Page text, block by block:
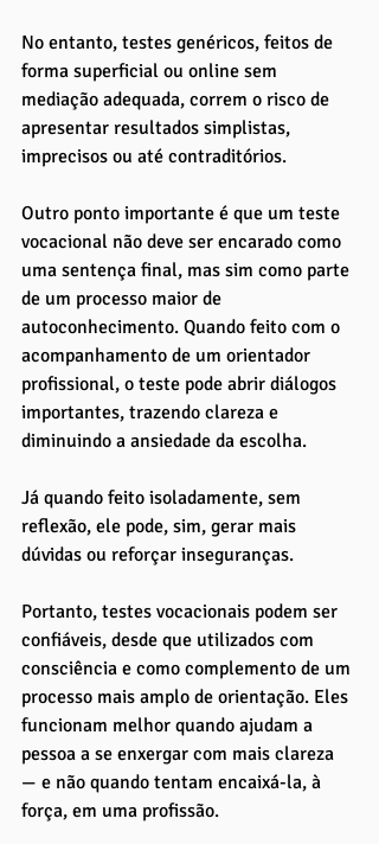
No entanto, testes genéricos, feitos de
forma superficial ou online sem
mediação adequada, correm o risco de
apresentar resultados simplistas,
imprecisos ou até contraditórios.
Outro ponto importante é que um teste
vocacional não deve ser encarado como
uma sentença final, mas sim como parte
de um processo maior de
autoconhecimento. Quando feito com o
acompanhamento de um orientador
profissional, o teste pode abrir diálogos
importantes, trazendo clareza e
diminuindo a ansiedade da escolha.
Já quando feito isoladamente, sem
reflexão, ele pode, sim, gerar mais
dúvidas ou reforçar inseguranças.
Portanto, testes vocacionais podem ser
confiáveis, desde que utilizados com
consciência e como complemento de um
processo mais amplo de orientação. Eles
funcionam melhor quando ajudam a
pessoa a se enxergar com mais clareza
— e não quando tentam encaixá-la, à
força, em uma profissão.